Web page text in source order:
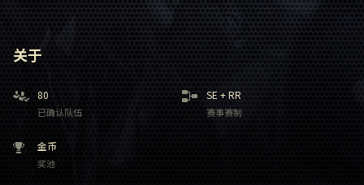
关于
80
已确认队伍
SE +RR
赛事赛制
金币
奖池